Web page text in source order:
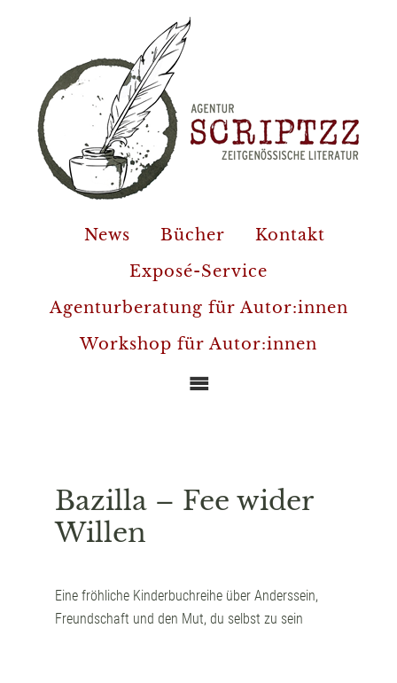
News Bücher
Kontakt
Exposé-Service
Agenturberatung für Autor:innen
Workshop für Autor:innen
Bazilla – Fee wider
Willen
Eine fröhliche Kinderbuchreihe über Anderssein,
Freundschaft und den Mut, du selbst zu sein